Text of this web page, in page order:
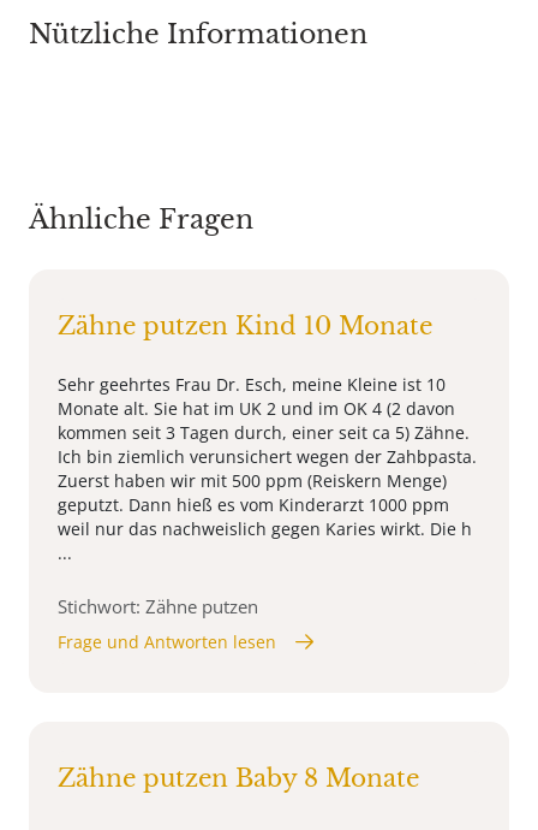
Nützliche Informationen
Ähnliche Fragen
Zähne putzen Kind 10 Monate
Sehr geehrtes Frau Dr. Esch, meine Kleine ist 10
Monate alt. Sie hat im UK 2 und im OK 4 (2 davon
kommen seit 3 Tagen durch, einer seit ca 5) Zähne.
Ich bin ziemlich verunsichert wegen der Zahbpasta.
Zuerst haben wir mit 500 ppm (Reiskern Menge)
geputzt. Dann hieß es vom Kinderarzt 1000 ppm
weil nur das nachweislich gegen Karies wirkt. Die h
...
Stichwort: Zähne putzen
Frage und Antworten lesen
Zähne putzen Baby 8 Monate